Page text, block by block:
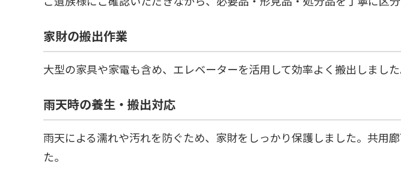
家財の搬出作業
大型の家具や家電も含め、エレベーターを活用して効率よく搬出しまし
雨天時の養生・搬出対応
雨天による濡れや汚れを防ぐため、家財をしっかり保護しました。共用
た。